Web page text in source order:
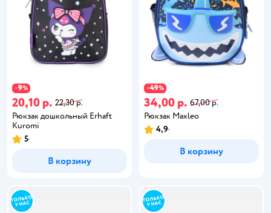
−9%
20,10 р. 22,30 р.
Рюкзак дошкольный Erhaft
Kuromi
5
В корзину
−49%
34,00 р. 67,00 р.
Рюкзак Maxleo
4,9
В корзину